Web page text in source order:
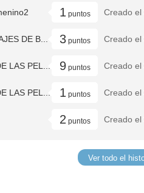
1puntos Creado el
DE B... 3puntos Creado el
LAS PEL... 9puntos Creado el
LAS PEL... 1puntos Creado el
2puntos Creado el
Ver todo el